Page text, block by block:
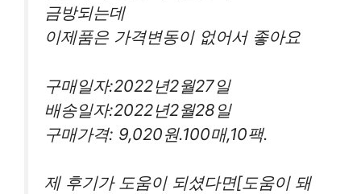
금방되는데
이제품은 가격변동이 없어서 좋아요
구매일자:2022년2월27일
배송일자:2022년2월28일
구매가격: 9,020원.100매,10팩.
제 후기가 도움이 되셨다면[도움이 돼